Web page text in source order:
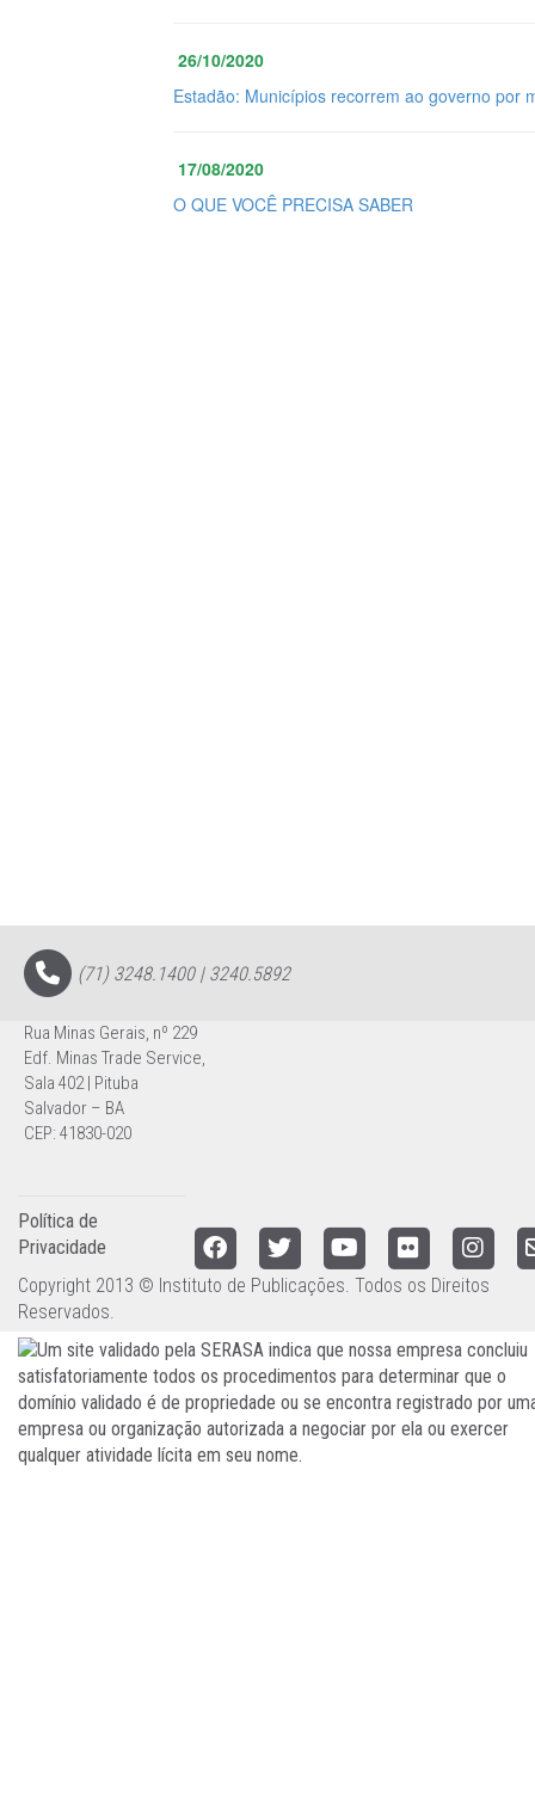
26/10/2020
Estadão: Municípios recorrem ao governo por
17/08/2020
O QUE VOCÊ PRECISA SABER
(71) 3248.1400 | 3240.5892
Rua Minas Gerais, nº 229
Edf. Minas Trade Service,
Sala 402 | Pituba
Salvador – BA
CEP: 41830-020
Política de
Privacidade
Copyright 2013 © Instituto de Publicações. Todos os Direitos
Reservados.